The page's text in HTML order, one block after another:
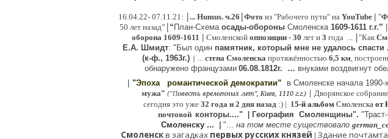
16.04.22- 07.11.21: |... Humus. ч.26 |Фото из "Рабочего пути" на YouTube "
50 лет назад” | “ План-Схема осады-обороны Смоленска 1609-1611 г.г.”
оборона 1609-1611 Смоленской оппозиции - 30 лет и 3 года ... |"Как
Е.А. Шмидт: "Был один памятник, который мне не удалось спасти
(к-ф., 1963г.) | ... стена Смоленска протяжённостью 6,5 км,
обнаружено французами 06.08.1812г. … внуками воздвигнут
| "Эпохаромантической демократии” в Смоленске начала 1990-х
мужа" ("Повесть временных лет", Киев, 1110 г.г.) | Дворянское собрание
сегодня это уже 32 года и 2 дня назад :) | 15-й альбом Смоленска от
почтовой конторы...." Гeография Cмоленщины".
Смоленску ...
"... на том месте существовало
Смоленскв загадках первых русских князей | Здание почтамта